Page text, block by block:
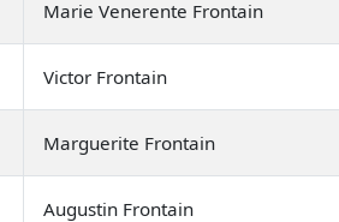
Marie Venerente Frontain
Victor Frontain
Marguerite Frontain
Augustin Frontain